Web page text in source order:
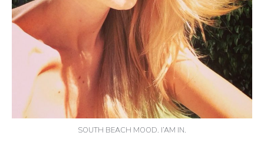
SOUTH BEACH MOOD. I’AM IN.